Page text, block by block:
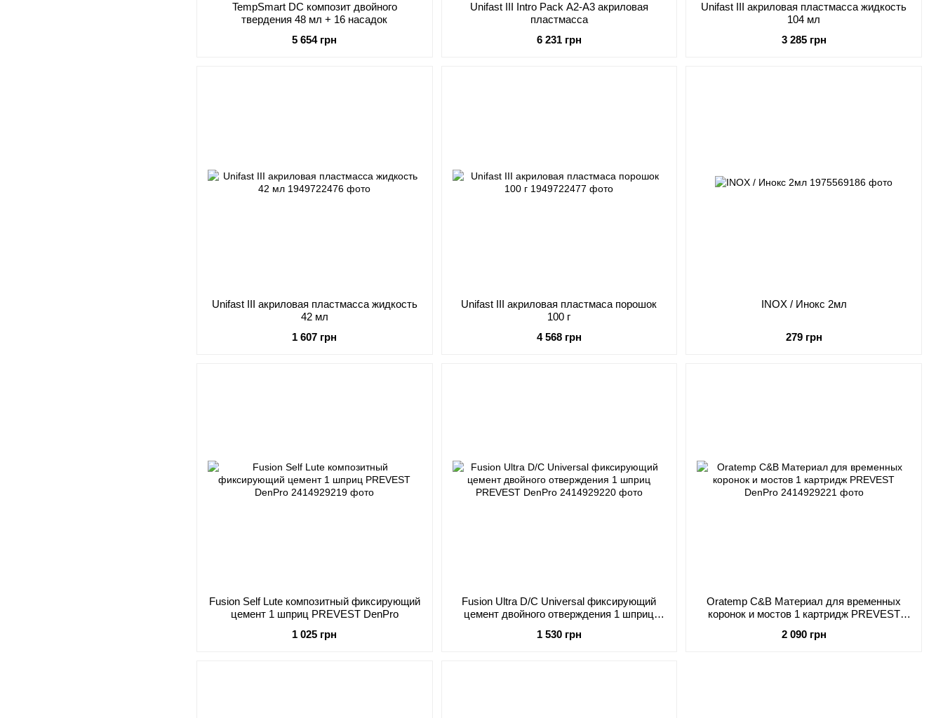
TempSmart DC композит двойного
твердения 48 мл + 16 насадок
5 654 грн
Unifast III Intro Pack A2-A3 акриловая
пластмасса
6 231 грн
Unifast III акриловая пластмасса жидкость
104 мл
3 285 грн
Unifast III акриловая пластмасса жидкость
42 мл
1 607 грн
Unifast III акриловая пластмаса порошок
100 г
4 568 грн
INOX / Инокс 2мл
279 грн
Fusion Self Lute композитный фиксирующий
цемент 1 шприц PREVEST DenPro
1 025 грн
Fusion Ultra D/C Universal фиксирующий
цемент двойного отверждения 1 шприц
1 530 грн
Oratemp C&B Материал для временных
коронок и мостов 1 картридж PREVEST
2 090 грн